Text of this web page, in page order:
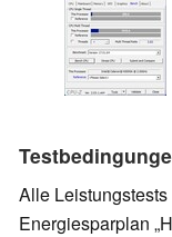
Alle
Energiesparplan